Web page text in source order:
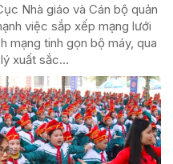
Nhà giáo và Cán bộ quản
việc sắp xếp mạng lưới
tinh gọn bộ máy, qua
xuất sắc...